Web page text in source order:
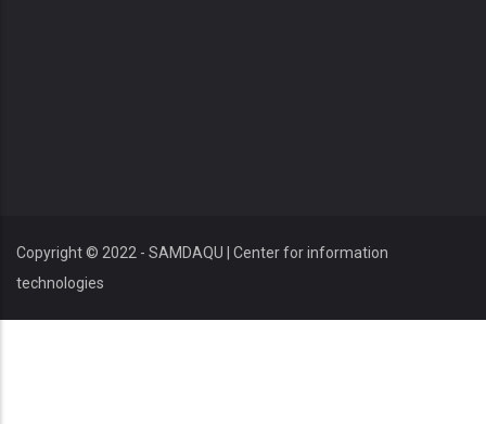
Copyright © 2022 - SAMDAQU | Center for information
technologies